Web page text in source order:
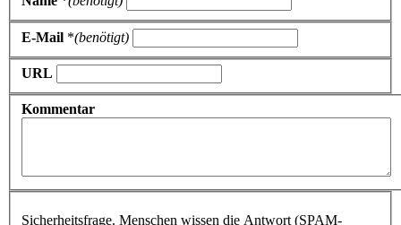
E-Mail *(benötigt)
URL
Kommentar
Sicherheitsfrage. Menschen wissen die Antwort (SPAM-